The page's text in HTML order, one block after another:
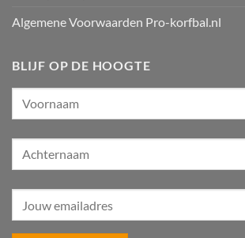
Algemene Voorwaarden Pro-korfbal.nl
BLIJF OP DE HOOGTE